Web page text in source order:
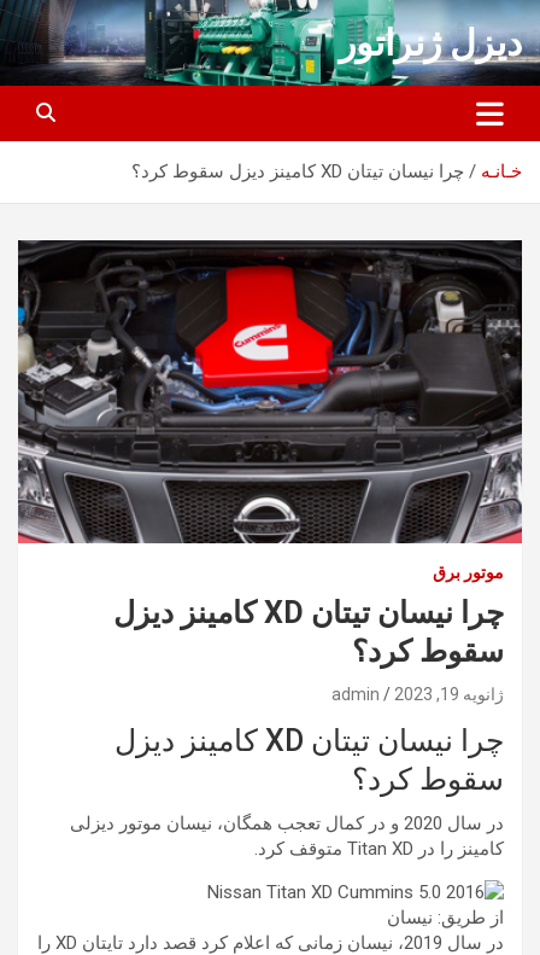
به
محتوا
برویددیزل ژنراتور
خـانـه چرا نیسان تیتان XD کامینز دیزل سقوط کرد؟
موتور برق
چرا نیسان تیتان XD کامینز دیزل
سقوط کرد؟
ژانویه 19, 2023 admin
چرا نیسان تیتان XD کامینز دیزل
سقوط کرد؟
در سال 2020 و در کمال تعجب همگان، نیسان موتور دیزلی
کامینز را در Titan XD متوقف کرد.
از طریق: نیسان
در سال 2019، نیسان زمانی که اعلام کرد قصد دارد تایتان XD را